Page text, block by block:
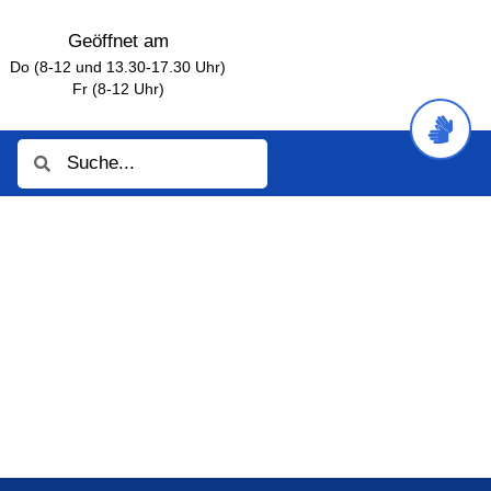
Geöffnet am
Do (8-12 und 13.30-17.30 Uhr)
Fr (8-12 Uhr)